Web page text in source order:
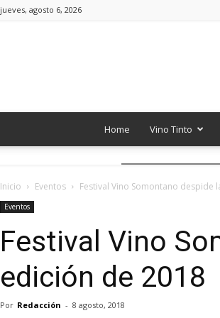
jueves, agosto 6, 2026
Home Vino Tinto
Inicio Eventos Festival Vino Somontano despide
Eventos
Festival Vino
edición de 2018
Por Redacción - 8 agosto, 2018